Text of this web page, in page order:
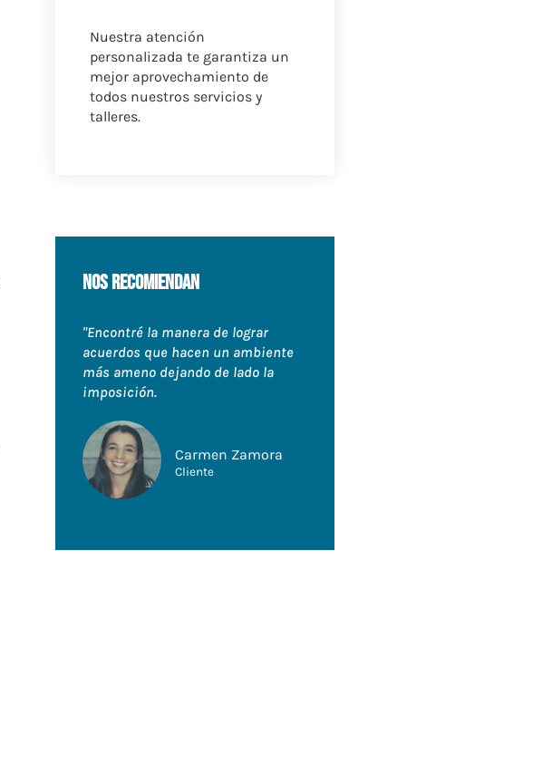
Nuestra atención
personalizada te garantiza un
mejor aprovechamiento de
todos nuestros servicios y
talleres.
nos recomiendan
"Encontré la manera de lograr
acuerdos que hacen un ambiente
más ameno dejando de lado la
imposición.
Carmen Zamora
Cliente